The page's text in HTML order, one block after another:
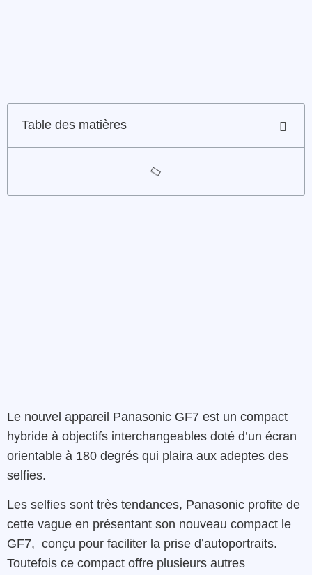
Table des matières
Le nouvel appareil Panasonic GF7 est un compact
hybride à objectifs interchangeables doté d’un écran
orientable à 180 degrés qui plaira aux adeptes des
selfies.
Les selfies sont très tendances, Panasonic profite de
cette vague en présentant son nouveau compact le
GF7, conçu pour faciliter la prise d’autoportraits.
Toutefois ce compact offre plusieurs autres